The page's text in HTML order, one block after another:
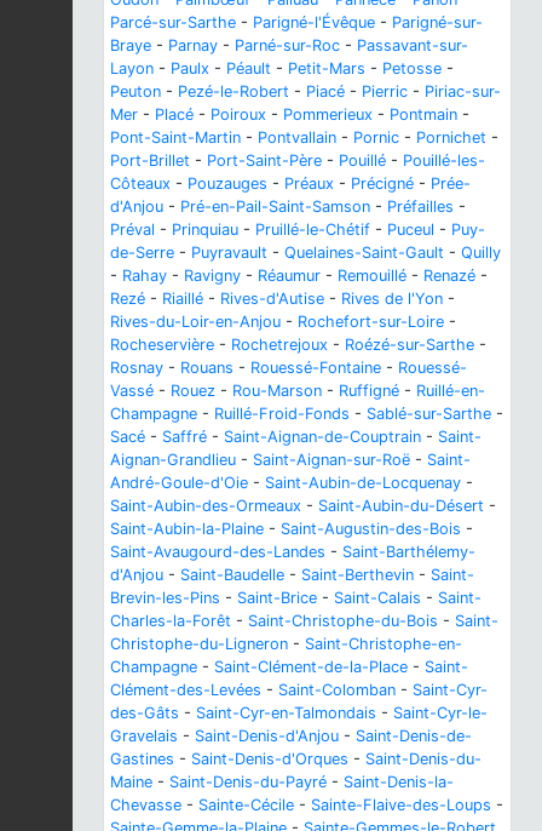
Parcé-sur-Sarthe - Parigné-l'Évêque - Parigné-sur-
Braye - Parnay - Parné-sur-Roc - Passavant-sur-
Layon - Paulx - Péault - Petit-Mars - Petosse -
Peuton - Pezé-le-Robert - Piacé - Pierric - Piriac-sur-
Mer - Placé - Poiroux - Pommerieux - Pontmain -
Pont-Saint-Martin - Pontvallain - Pornic - Pornichet -
Port-Brillet - Port-Saint-Père - Pouillé - Pouillé-les-
Côteaux - Pouzauges - Préaux - Précigné - Prée-
d'Anjou - Pré-en-Pail-Saint-Samson - Préfailles -
Préval - Prinquiau - Pruillé-le-Chétif - Puceul - Puy-
de-Serre - Puyravault - Quelaines-Saint-Gault - Quilly
- Rahay - Ravigny - Réaumur - Remouillé - Renazé -
Rezé - Riaillé - Rives-d'Autise - Rives de l'Yon -
Rives-du-Loir-en-Anjou - Rochefort-sur-Loire -
Rocheservière - Rochetrejoux - Roézé-sur-Sarthe -
Rosnay - Rouans - Rouessé-Fontaine - Rouessé-
Vassé - Rouez - Rou-Marson - Ruffigné - Ruillé-en-
Champagne - Ruillé-Froid-Fonds - Sablé-sur-Sarthe -
Sacé - Saffré - Saint-Aignan-de-Couptrain - Saint-
Aignan-Grandlieu - Saint-Aignan-sur-Roë - Saint-
André-Goule-d'Oie - Saint-Aubin-de-Locquenay -
Saint-Aubin-des-Ormeaux - Saint-Aubin-du-Désert -
Saint-Aubin-la-Plaine - Saint-Augustin-des-Bois -
Saint-Avaugourd-des-Landes - Saint-Barthélemy-
d'Anjou - Saint-Baudelle - Saint-Berthevin - Saint-
Brevin-les-Pins - Saint-Brice - Saint-Calais - Saint-
Charles-la-Forêt - Saint-Christophe-du-Bois - Saint-
Christophe-du-Ligneron - Saint-Christophe-en-
Champagne - Saint-Clément-de-la-Place - Saint-
Clément-des-Levées - Saint-Colomban - Saint-Cyr-
des-Gâts - Saint-Cyr-en-Talmondais - Saint-Cyr-le-
Gravelais - Saint-Denis-d'Anjou - Saint-Denis-de-
Gastines - Saint-Denis-d'Orques - Saint-Denis-du-
Maine - Saint-Denis-du-Payré - Saint-Denis-la-
Chevasse - Sainte-Cécile - Sainte-Flaive-des-Loups -